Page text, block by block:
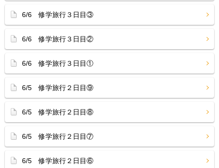
6/6 修学旅行３日目③
6/6 修学旅行３日目②
6/6 修学旅行３日目①
6/5 修学旅行２日目⑨
6/5 修学旅行２日目⑧
6/5 修学旅行２日目⑦
6/5 修学旅行２日目⑥